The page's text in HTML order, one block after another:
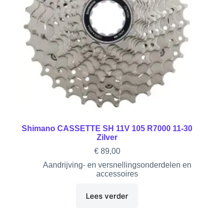
Shimano CASSETTE SH 11V 105 R7000 11-30
Zilver
€89,00
Aandrijving- en versnellingsonderdelen en
accessoires
Lees verder